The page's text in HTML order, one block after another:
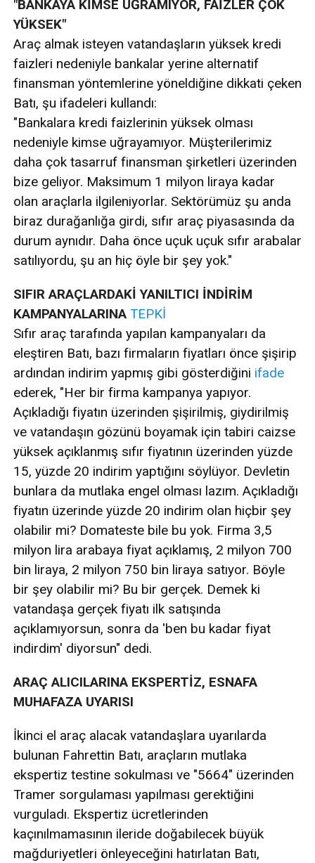
"BANKAYA KİMSE UĞRAMIYOR, FAİZLER ÇOK
YÜKSEK"
Araç almak isteyen vatandaşların yüksek kredi
faizleri nedeniyle bankalar yerine alternatif
finansman yöntemlerine yöneldiğine dikkati çeken
Batı, şu ifadeleri kullandı:
"Bankalara kredi faizlerinin yüksek olması
nedeniyle kimse uğrayamıyor. Müşterilerimiz
daha çok tasarruf finansman şirketleri üzerinden
bize geliyor. Maksimum 1 milyon liraya kadar
olan araçlarla ilgileniyorlar. Sektörümüz şu anda
biraz durağanlığa girdi, sıfır araç piyasasında da
durum aynıdır. Daha önce uçuk uçuk sıfır arabalar
satılıyordu, şu an hiç öyle bir şey yok."
SIFIR ARAÇLARDAKİ YANILTICI İNDİRİM
KAMPANYALARINA TEPKİ
Sıfır araç tarafında yapılan kampanyaları da
eleştiren Batı, bazı firmaların fiyatları önce şişirip
ardından indirim yapmış gibi gösterdiğini ifade
ederek, "Her bir firma kampanya yapıyor.
Açıkladığı fiyatın üzerinden şişirilmiş, giydirilmiş
ve vatandaşın gözünü boyamak için tabiri caizse
yüksek açıklanmış sıfır fiyatının üzerinden yüzde
15, yüzde 20 indirim yaptığını söylüyor. Devletin
bunlara da mutlaka engel olması lazım. Açıkladığı
fiyatın üzerinde yüzde 20 indirim olan hiçbir şey
olabilir mi? Domateste bile bu yok. Firma 3,5
milyon lira arabaya fiyat açıklamış, 2 milyon 700
bin liraya, 2 milyon 750 bin liraya satıyor. Böyle
bir şey olabilir mi? Bu bir gerçek. Demek ki
vatandaşa gerçek fiyatı ilk satışında
açıklamıyorsun, sonra da 'ben bu kadar fiyat
indirdim' diyorsun" dedi.
ARAÇ ALICILARINA EKSPERTİZ, ESNAFA
MUHAFAZA UYARISI
İkinci el araç alacak vatandaşlara uyarılarda
bulunan Fahrettin Batı, araçların mutlaka
ekspertiz testine sokulması ve "5664" üzerinden
Tramer sorgulaması yapılması gerektiğini
vurguladı. Ekspertiz ücretlerinden
kaçınılmamasının ileride doğabilecek büyük
mağduriyetleri önleyeceğini hatırlatan Batı,